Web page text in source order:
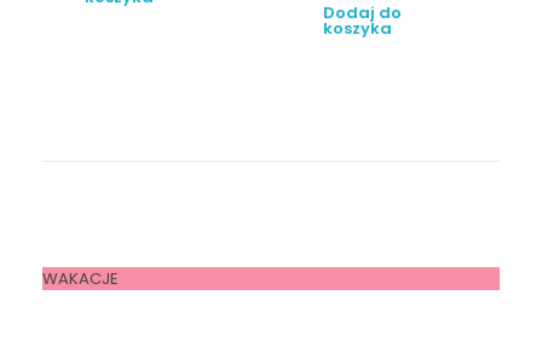
Dodaj do
koszyka
WAKACJE